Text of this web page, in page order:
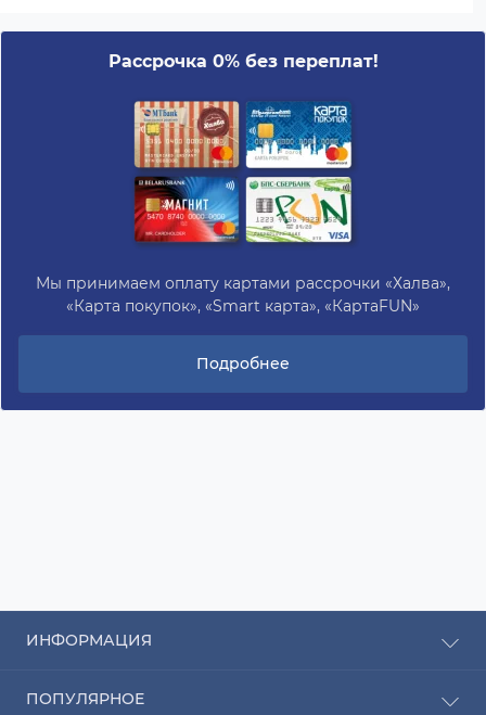
Рассрочка 0% без переплат!
Мы принимаем оплату картами рассрочки «Халва»,
«Карта покупок», «Smart карта», «КартаFUN»
Подробнее
ИНФОРМАЦИЯ
Оплата
ПОПУЛЯРНОЕ